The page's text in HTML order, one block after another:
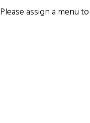
Please assign a menu